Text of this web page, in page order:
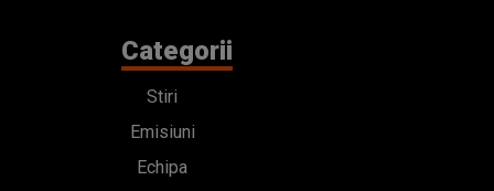
Categorii
Stiri
Emisiuni
Echipa